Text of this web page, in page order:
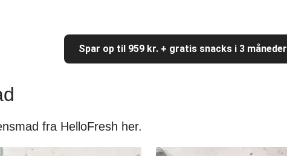
Spar op til 959 kr. + gratis snacks i 3 måneder
fra HelloFresh her.